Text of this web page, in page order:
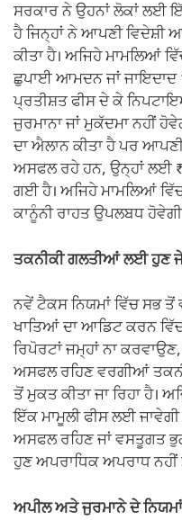
ਸਰਕਾਰ ਨੇ ਉਹਨਾਂ ਲੋਕਾਂ ਲਈ
ਹੈ ਜਿਨ੍ਹਾਂ ਨੇ ਆਪਣੀ ਵਿਦੇਸ਼ੀ
ਕੀਤਾ ਹੈ। ਅਜਿਹੇ ਮਾਮਲਿਆਂ
ਛੁਪਾਈ ਆਮਦਨ ਜਾਂ ਜਾਇਦਾਦ
ਪ੍ਰਤੀਸ਼ਤ ਫੀਸ ਦੇ ਕੇ
ਜੁਰਮਾਨਾ ਜਾਂ ਮੁਕੱਦਮਾ ਨਹੀਂ
ਦਾ ਐਲਾਨ ਕੀਤਾ ਹੈ ਪਰ
ਅਸਫਲ ਰਹੇ ਹਨ, ਉਨ੍ਹਾਂ ਲਈ
ਗਈ ਹੈ। ਅਜਿਹੇ ਮਾਮਲਿਆਂ
ਕਾਨੂੰਨੀ ਰਾਹਤ ਉਪਲਬਧ
ਤਕਨੀਕੀ ਗਲਤੀਆਂ ਲਈ ਹੁਣ
ਨਵੇਂ ਟੈਕਸ ਨਿਯਮਾਂ ਵਿੱਚ ਸਭ
ਖਾਤਿਆਂ ਦਾ ਆਡਿਟ ਕਰਨ
ਰਿਪੋਰਟਾਂ ਜਮ੍ਹਾਂ ਨਾ
ਅਸਫਲ ਰਹਿਣ ਵਰਗੀਆਂ
ਤੋਂ ਮੁਕਤ ਕੀਤਾ ਜਾ ਰਿਹਾ ਹੈ।
ਇੱਕ ਮਾਮੂਲੀ ਫੀਸ ਲਈ
ਅਸਫਲ ਰਹਿਣ ਜਾਂ ਵਸਤੂਗਤ
ਹੁਣ ਅਪਰਾਧਿਕ ਅਪਰਾਧ ਨਹੀਂ
ਅਪੀਲ ਅਤੇ ਜੁਰਮਾਨੇ ਦੇ